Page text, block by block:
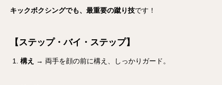
キックボクシングでも、最重要の蹴り技です！
【ステップ・バイ・ステップ】
構え → 両手を顔の前に構え、しっかりガード。